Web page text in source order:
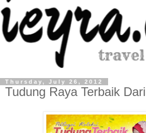
Thursday, July 26, 2012
Tudung Raya Terbaik